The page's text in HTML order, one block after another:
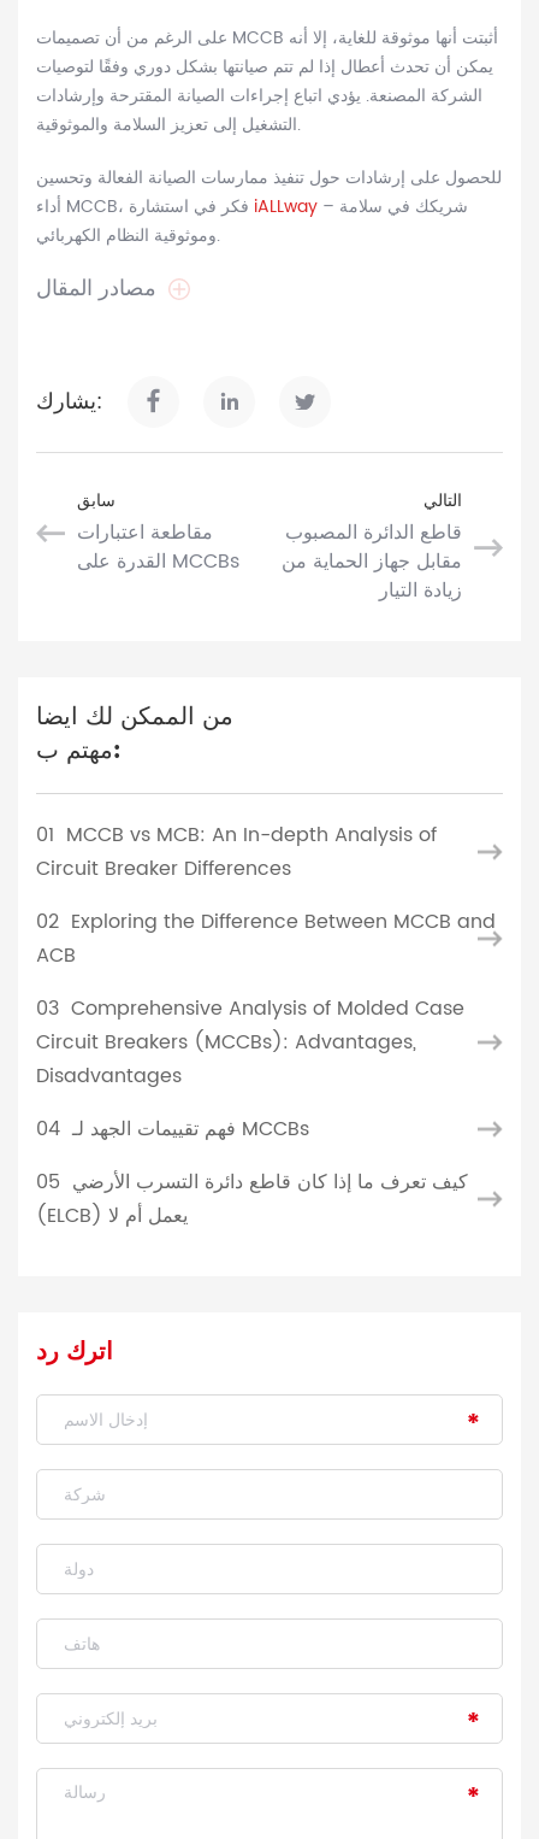
على الرغم من أن تصميمات MCCB أثبتت أنها موثوقة للغاية، إلا أنه
يمكن أن تحدث أعطال إذا لم تتم صيانتها بشكل دوري وفقًا لتوصيات
الشركة المصنعة. يؤدي اتباع إجراءات الصيانة المقترحة وإرشادات
التشغيل إلى تعزيز السلامة والموثوقية.
للحصول على إرشادات حول تنفيذ ممارسات الصيانة الفعالة وتحسين
iALLway – شريكك في سلامة
وموثوقية النظام الكهربائي.
مصادر المقال
يشارك:
سابق
مقاطعة اعتبارات
القدرة على MCCBs
التالي
قاطع الدائرة المصبوب
مقابل جهاز الحماية من
زيادة التيار
من الممكن لك ايضا
مهتم ب:
01 MCCB vs MCB: An In-depth Analysis of
Circuit Breaker Differences
02 Exploring the Difference Between MCCB and
ACB
03 Comprehensive Analysis of Molded Case
Circuit Breakers (MCCBs): Advantages,
Disadvantages
04
فهم تقييمات الجهد لـ MCCBs
05
(ELCB) يعمل أم لا
اترك رد